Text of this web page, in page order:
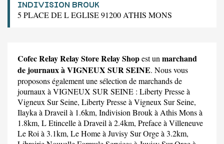
INDIVISION BROUK
5 PLACE DE L EGLISE 91200 ATHIS MONS
Cofec Relay Relay Store Relay Shopest un marchand
de journaux à VIGNEUX SUR SEINE. Nous vous
proposons également une sélection de marchands de
journaux à VIGNEUX SUR SEINE : Liberty Presseà
Vigneux Sur Seine, Liberty Presseà Vigneux Sur Seine,
Ilayka à Draveil à 1.6km, Indivision Broukà Athis Mons à
1.8km, L Etincelleà Draveil à 2.4km, Prefaceà Villeneuve
Le Roi à 3.1km, Le Homeà Juvisy Sur Orge à 3.2km,